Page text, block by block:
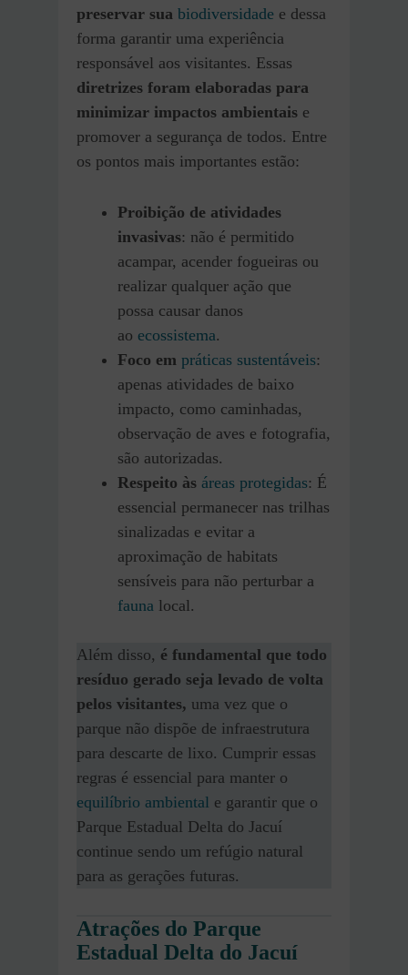
preservar sua biodiversidade e dessa
forma garantir uma experiência
responsável aos visitantes. Essas
diretrizes foram elaboradas para
minimizar impactos ambientais e
promover a segurança de todos. Entre
os pontos mais importantes estão:
Proibição de atividades
invasivas: não é permitido
acampar, acender fogueiras ou
realizar qualquer ação que
possa causar danos
ao ecossistema.
Foco em práticas sustentáveis:
apenas atividades de baixo
impacto, como caminhadas,
observação de aves e fotografia,
são autorizadas.
Respeito às áreas protegidas: É
essencial permanecer nas trilhas
sinalizadas e evitar a
aproximação de habitats
sensíveis para não perturbar a
fauna local.
Além disso, é fundamental que todo
resíduo gerado seja levado de volta
pelos visitantes, uma vez que o
parque não dispõe de infraestrutura
para descarte de lixo. Cumprir essas
regras é essencial para manter o
equilíbrio ambiental e garantir que o
Parque Estadual Delta do Jacuí
continue sendo um refúgio natural
para as gerações futuras.
Atrações do Parque
Estadual Delta do Jacuí